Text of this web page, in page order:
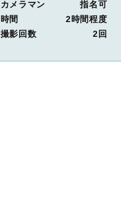
カメラマン
指名可
時間
2時間程度
撮影回数
2回